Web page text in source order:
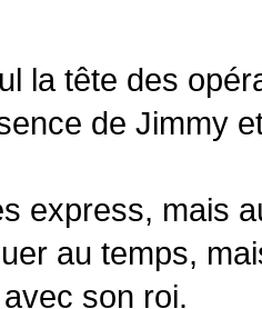
la tête des
de Jimmy
express, mais
au temps,
son roi.